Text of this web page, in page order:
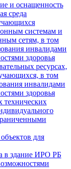
и оснащенность
среда
системам и
сетям, в том
инвалидами
здоровья
ресурсах,
в том
инвалидами
здоровья
для
в здание ИРО РБ